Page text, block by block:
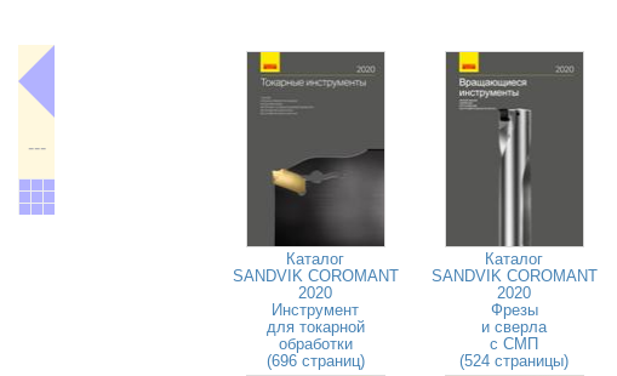
Каталог
SANDVIK COROMANT
2020
Инструмент
для токарной
обработки
(696 страниц)
Каталог
SANDVIK COROMANT
2020
Фрезы
и сверла
с СМП
(524 страницы)
---